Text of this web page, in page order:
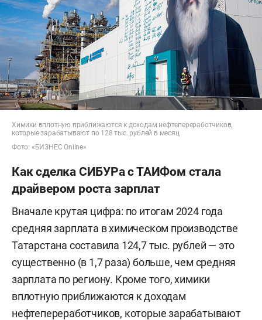
Химики вплотную приближаются к доходам нефтепереработчиков,
которые зарабатывают по 128 тыс. рублей в месяц
Фото: «БИЗНЕС Online»
Как сделка СИБУРа с ТАИФом стала
драйвером роста зарплат
Вначале крутая цифра: по итогам 2024 года
средняя зарплата в химическом производстве
Татарстана составила 124,7 тыс. рублей — это
существенно (в 1,7 раза) больше, чем средняя
зарплата по региону. Кроме того, химики
вплотную приближаются к доходам
нефтепереработчиков, которые зарабатывают